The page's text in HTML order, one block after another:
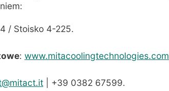
/ Stoisko 4-225.
: www.mitacoolingtechnologies.com
| +39 0382 67599.